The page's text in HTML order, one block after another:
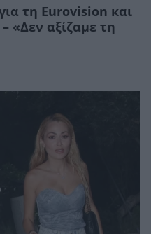
τη Eurovision και
«Δεν αξίζαμε τη